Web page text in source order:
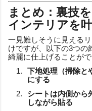
まとめ：裏技
インテリアを
一見難しそうに見える
けですが、以下の3つの
綺麗に仕上げることがで
下地処理（掃除と
にする
シートは内側から
しながら貼る